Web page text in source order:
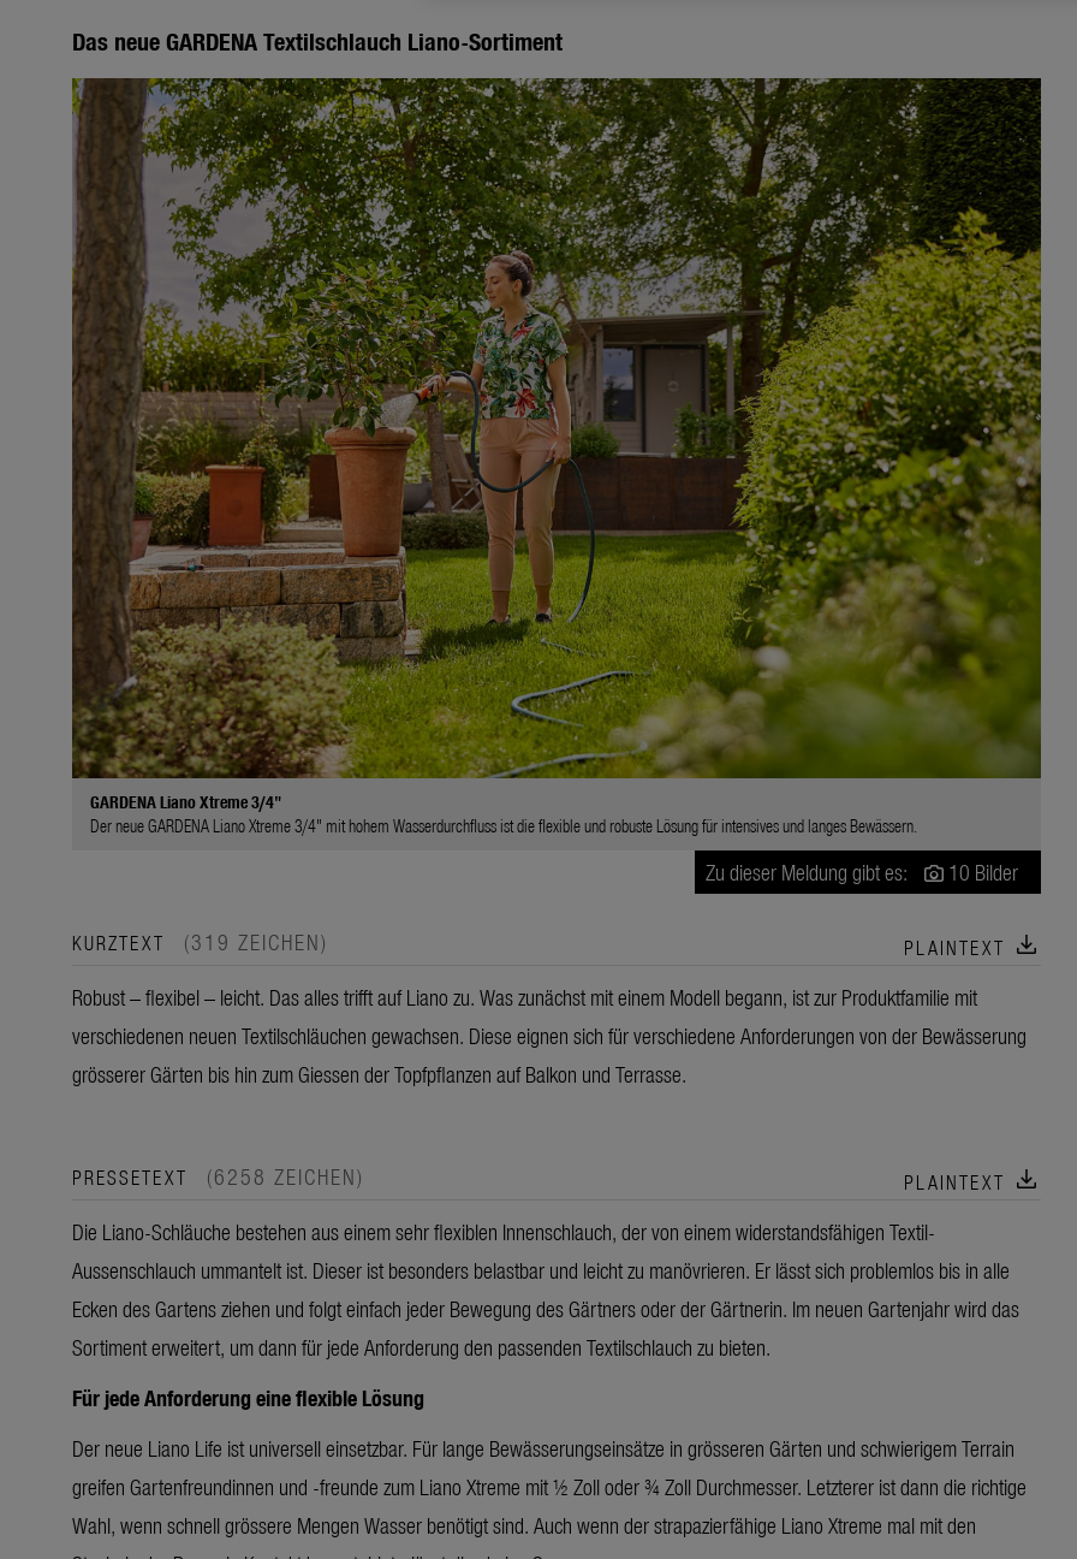
Das neue GARDENA Textilschlauch Liano-Sortiment
GARDENA Liano Xtreme 3/4"
Der neue GARDENA Liano Xtreme 3/4" mit hohem Wasserdurchfluss ist die flexible und robuste Lösung für intensives und langes Bewässern.
Zu dieser Meldung gibt es: 10 Bilder
KURZTEXT (319 ZEICHEN) PLAINTEXT download
Robust – flexibel – leicht. Das alles trifft auf Liano zu. Was zunächst mit einem Modell begann, ist zur Produktfamilie mit
verschiedenen neuen Textilschläuchen gewachsen. Diese eignen sich für verschiedene Anforderungen von der Bewässerung
grösserer Gärten bis hin zum Giessen der Topfpflanzen auf Balkon und Terrasse.
PRESSETEXT (6258 ZEICHEN) PLAINTEXT download
Die Liano-Schläuche bestehen aus einem sehr flexiblen Innenschlauch, der von einem widerstandsfähigen Textil-
Aussenschlauch ummantelt ist. Dieser ist besonders belastbar und leicht zu manövrieren. Er lässt sich problemlos bis in alle
Ecken des Gartens ziehen und folgt einfach jeder Bewegung des Gärtners oder der Gärtnerin. Im neuen Gartenjahr wird das
Sortiment erweitert, um dann für jede Anforderung den passenden Textilschlauch zu bieten.
Für jede Anforderung eine flexible Lösung
Der neue Liano Life ist universell einsetzbar. Für lange Bewässerungseinsätze in grösseren Gärten und schwierigem Terrain
greifen Gartenfreundinnen und -freunde zum Liano Xtreme mit ½ Zoll oder ¾ Zoll Durchmesser. Letzterer ist dann die richtige
Wahl, wenn schnell grössere Mengen Wasser benötigt sind. Auch wenn der strapazierfähige Liano Xtreme mal mit den